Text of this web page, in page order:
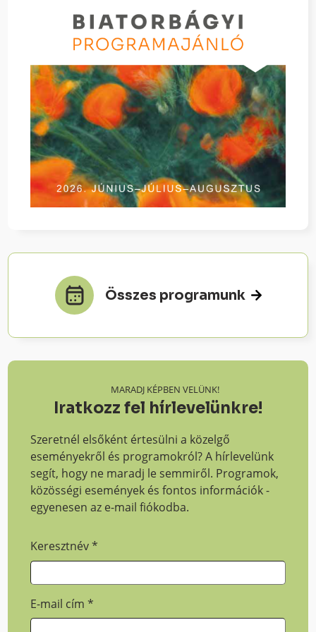
Összes programunk
MARADJ KÉPBEN VELÜNK!
Iratkozz fel hírlevelünkre!
Szeretnél elsőként értesülni a közelgő
eseményekről és programokról? A hírlevelünk
segít, hogy ne maradj le semmiről. Programok,
közösségi események és fontos információk -
egyenesen az e-mail fiókodba.
Keresztnév*
E-mail cím*